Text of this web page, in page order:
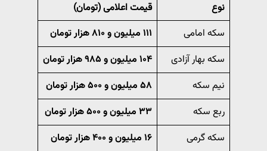
نوع
قیمت اعلامی (تومان)
سکه امامی
۱۱۱ میلیون و ۸۱۰ هزار تومان
سکه بهار آزادی
۱۰۴ میلیون و ۹۸۵ هزار تومان
نیم سکه
۵۸ میلیون و ۵۰۰ هزار تومان
ربع سکه
۳۳ میلیون و ۵۰۰ هزار تومان
سکه گرمی
۱۶ میلیون و ۴۰۰ هزار تومان